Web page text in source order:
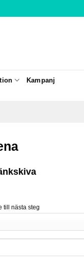
Kampanj
till nästa steg